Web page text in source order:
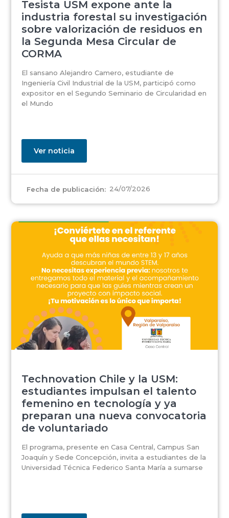
Tesista USM expone ante la
industria forestal su investigación
sobre valorización de residuos en
la Segunda Mesa Circular de
CORMA
El sansano Alejandro Camero, estudiante de
Ingeniería Civil Industrial de la USM, participó como
expositor en el Segundo Seminario de Circularidad en
el Mundo
Ver noticia
Fecha de publicación: 24/07/2026
Technovation Chile y la USM:
estudiantes impulsan el talento
femenino en tecnología y ya
preparan una nueva convocatoria
de voluntariado
El programa, presente en Casa Central, Campus San
Joaquín y Sede Concepción, invita a estudiantes de la
Universidad Técnica Federico Santa María a sumarse